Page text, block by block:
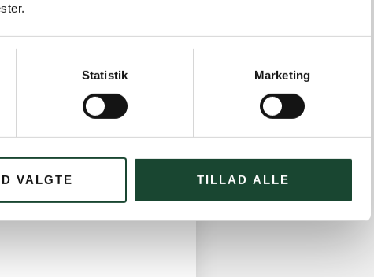
Statistik Marketing
VALGTE TILLAD ALLE
best Gross, Ingelise
in C-row, Birgit Peitersen,
row walking trophy